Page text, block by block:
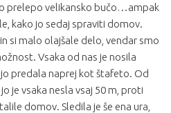
prelepo velikansko bučo…ampak
kako jo sedaj spraviti domov.
si malo olajšale delo, vendar smo
Vsaka od nas je nosila
predala naprej kot štafeto. Od
je vsaka nesla vsaj 50 m, proti
domov. Sledila je še ena ura,